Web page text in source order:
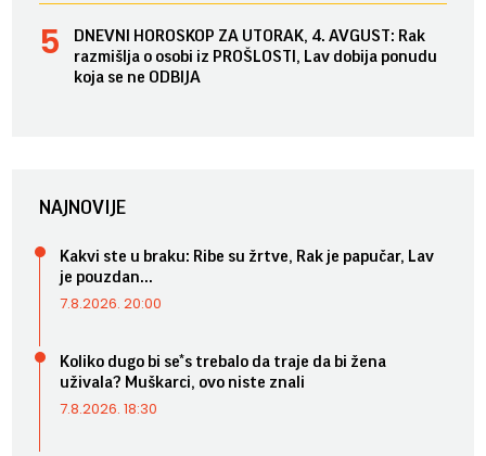
DNEVNI HOROSKOP ZA UTORAK, 4. AVGUST: Rak
razmišlja o osobi iz PROŠLOSTI, Lav dobija ponudu
koja se ne ODBIJA
NAJNOVIJE
Kakvi ste u braku: Ribe su žrtve, Rak je papučar, Lav
je pouzdan...
7.8.2026. 20:00
Koliko dugo bi se*s trebalo da traje da bi žena
uživala? Muškarci, ovo niste znali
7.8.2026. 18:30